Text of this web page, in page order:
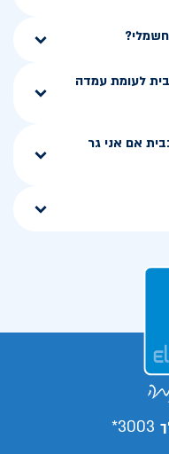
לעומת עמדה
אם אני גר
3003*